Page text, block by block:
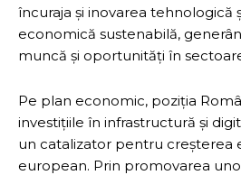
încuraja și inovarea tehnologică
economică sustenabilă,
muncă și oportunități în
Pe plan economic, poziția
investițiile în infrastructură și
un catalizator pentru creșterea
european. Prin promovarea